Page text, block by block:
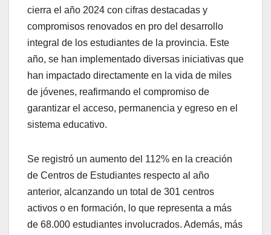
cierra el año 2024 con cifras destacadas y
compromisos renovados en pro del desarrollo
integral de los estudiantes de la provincia. Este
año, se han implementado diversas iniciativas que
han impactado directamente en la vida de miles
de jóvenes, reafirmando el compromiso de
garantizar el acceso, permanencia y egreso en el
sistema educativo.
Se registró un aumento del 112% en la creación
de Centros de Estudiantes respecto al año
anterior, alcanzando un total de 301 centros
activos o en formación, lo que representa a más
de 68.000 estudiantes involucrados. Además, más